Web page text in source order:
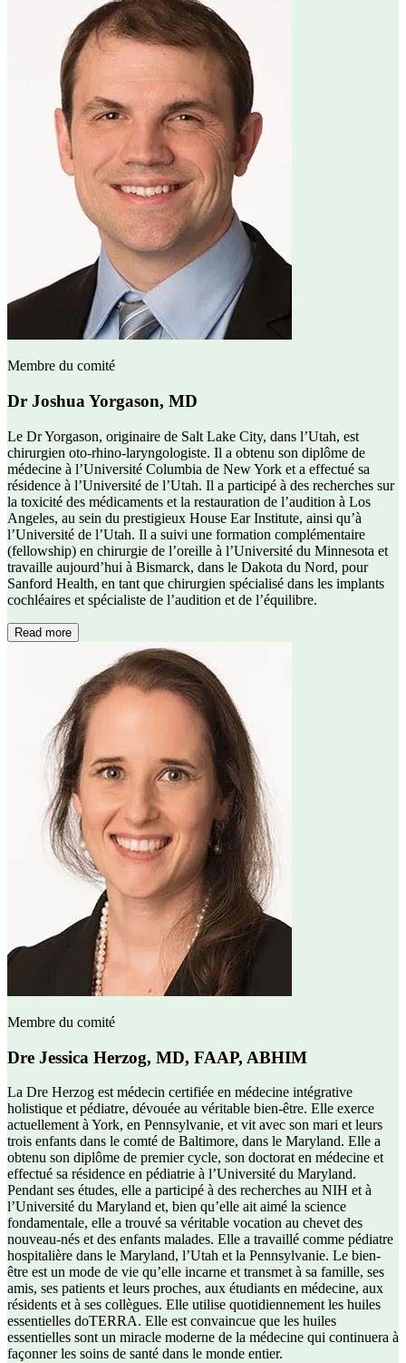
Membre du comité
Dr Joshua Yorgason, MD
Le Dr Yorgason, originaire de Salt Lake City, dans l’Utah, est
chirurgien oto-rhino-laryngologiste. Il a obtenu son diplôme de
médecine à l’Université Columbia de New York et a effectué sa
résidence à l’Université de l’Utah. Il a participé à des recherches sur
la toxicité des médicaments et la restauration de l’audition à Los
Angeles, au sein du prestigieux House Ear Institute, ainsi qu’à
l’Université de l’Utah. Il a suivi une formation complémentaire
(fellowship) en chirurgie de l’oreille à l’Université du Minnesota et
travaille aujourd’hui à Bismarck, dans le Dakota du Nord, pour
Sanford Health, en tant que chirurgien spécialisé dans les implants
cochléaires et spécialiste de l’audition et de l’équilibre.
Read more
Membre du comité
Dre Jessica Herzog, MD, FAAP, ABHIM
La Dre Herzog est médecin certifiée en médecine intégrative
holistique et pédiatre, dévouée au véritable bien-être. Elle exerce
actuellement à York, en Pennsylvanie, et vit avec son mari et leurs
trois enfants dans le comté de Baltimore, dans le Maryland. Elle a
obtenu son diplôme de premier cycle, son doctorat en médecine et
effectué sa résidence en pédiatrie à l’Université du Maryland.
Pendant ses études, elle a participé à des recherches au NIH et à
l’Université du Maryland et, bien qu’elle ait aimé la science
fondamentale, elle a trouvé sa véritable vocation au chevet des
nouveau-nés et des enfants malades. Elle a travaillé comme pédiatre
hospitalière dans le Maryland, l’Utah et la Pennsylvanie. Le bien-
être est un mode de vie qu’elle incarne et transmet à sa famille, ses
amis, ses patients et leurs proches, aux étudiants en médecine, aux
résidents et à ses collègues. Elle utilise quotidiennement les huiles
essentielles doTERRA. Elle est convaincue que les huiles
essentielles sont un miracle moderne de la médecine qui continuera à
façonner les soins de santé dans le monde entier.